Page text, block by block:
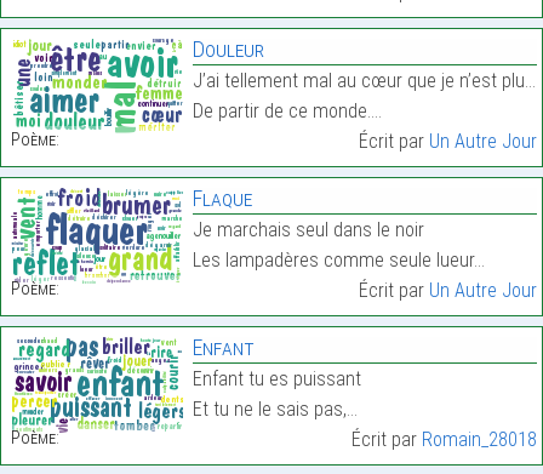
Poème:
Douleur
J’ai tellement mal au cœur que je n’est plus qu’un
De partir de ce monde.…
Écrit par Un Autre Jour
Poème:
Flaque
Je marchais seul dans le noir
Les lampadères comme seule lueur…
Écrit par Un Autre Jour
Poème:
Enfant
Enfant tu es puissant
Et tu ne le sais pas,…
Écrit par Romain_28018